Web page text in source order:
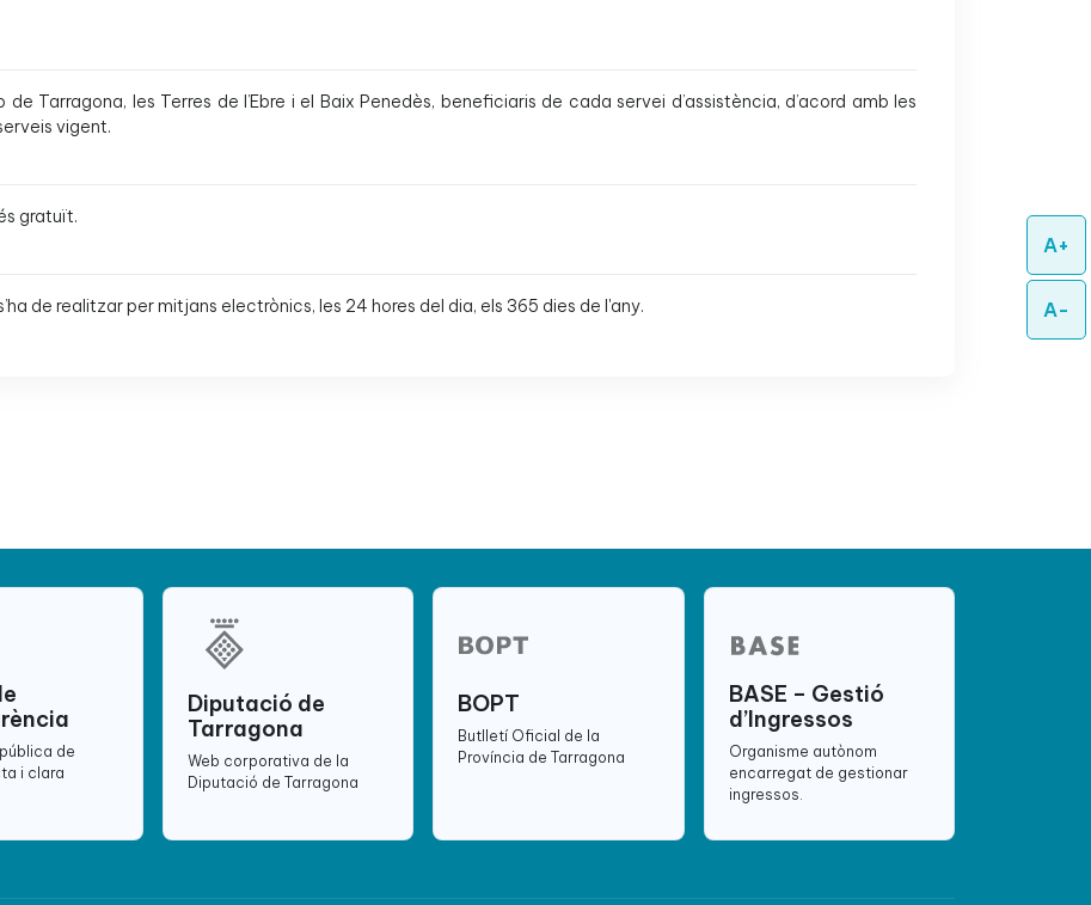
A+
A-
Tarragona, les Terres de l’Ebre i el Baix Penedès, beneficiaris de cada servei d’assistència, d’acord amb les
vigent.
gratuït.
de realitzar per mitjans electrònics, les 24 hores del dia, els 365 dies de l'any.
de
i clara
Diputació de
Tarragona
Web corporativa de la
Diputació de Tarragona
BOPT
Butlletí Oficial de la
Província de Tarragona
BASE – Gestió
d’Ingressos
Organisme autònom
encarregat de gestionar
ingressos.